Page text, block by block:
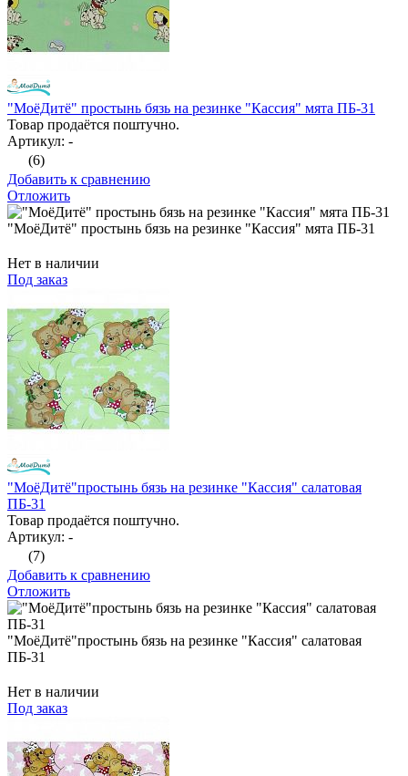
"МоёДитё" простынь бязь на резинке "Кассия" мята ПБ-31
Товар продаётся поштучно.
Артикул: -
(6)
Добавить к сравнению
Отложить
"МоёДитё" простынь бязь на резинке "Кассия" мята ПБ-31
Нет в наличии
Под заказ
"МоёДитё"простынь бязь на резинке "Кассия" салатовая
ПБ-31
Товар продаётся поштучно.
Артикул: -
(7)
Добавить к сравнению
Отложить
"МоёДитё"простынь бязь на резинке "Кассия" салатовая
ПБ-31
Нет в наличии
Под заказ